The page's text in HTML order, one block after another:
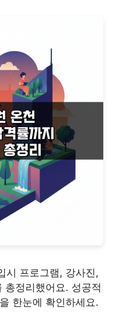
시 프로그램, 강사진,
총정리했어요. 성공적
한눈에 확인하세요.